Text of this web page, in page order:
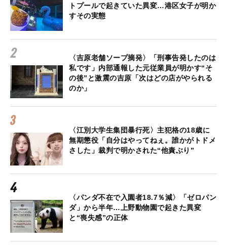
トプールで起きていた異変…港区女子が明か
すその実態
〈吉原老舗ソープ摘発〉「刑事告発したのは
私です」内部通報した元従業員が明かす“そ
の後”と激震の吉原「次はどの店がやられる
のか」
〈江別大学生集団暴行死〉主犯格の18歳に
無期懲役「自分はやってねぇ。誰かがトドメ
さした」裁判で明かされた“他責ぶり”
〈パンダ不在で入園者18.7％減〉「ゼロパン
ダ」から半年…上野動物園で起きた異変
と“喪失感”の正体